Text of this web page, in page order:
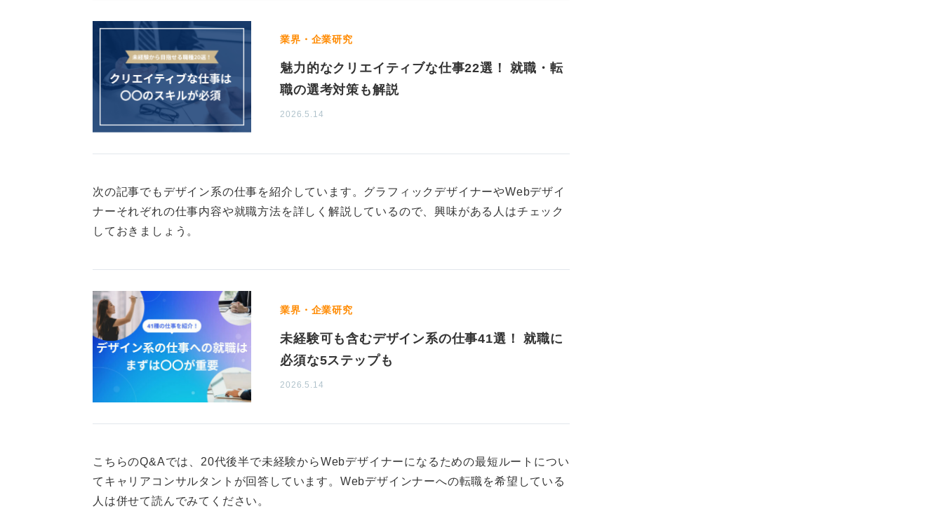
共通するのはビジュアル言語、コンセプト力、リサーチ、検証力です。
未経験の転じやすさは、求人量、育成体制の観点でWebに軍配が上がるケースが
多いです。小規模案件からポートフォリ化していけるが、どちらも「ポートフォ
リオの質」が決め手です。
準備は、グラフィックなら書体と紙、加工の知識、WebならFigma、
どちらも「課題設定、プロセス、成果、学び」を見せるケーススタディ形式のポ
ートフォリオにしましょう。
最終的には「作りたい世界」と「日々触れる媒体」で選ぶようにしましょう。
業界・企業研究
魅力的なクリエイティブな仕事22選！ 就職・転
職の選考対策も解説
2026.5.14
次の記事でもデザイン系の仕事を紹介しています。グラフィックデザイナーやWebデザイ
ナーそれぞれの仕事内容や就職方法を詳しく解説しているので、興味がある人はチェック
しておきましょう。
業界・企業研究
未経験可も含むデザイン系の仕事41選！ 就職に
必須な5ステップも
2026.5.14
こちらのQ&Aでは、20代後半で未経験からWebデザイナーになるための最短ルートについ
てキャリアコンサルタントが回答しています。Webデザインナーへの転職を希望している
人は併せて読んでみてください。